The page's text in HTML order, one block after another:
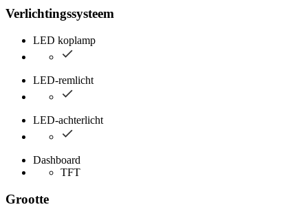
Verlichtingssysteem
LED koplamp
LED-remlicht
LED-achterlicht
Dashboard
TFT
Grootte